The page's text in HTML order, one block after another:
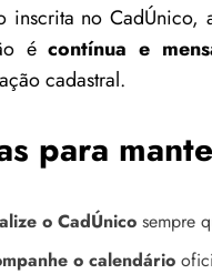
inscrita no CadÚnico,
écontínua e
cadastral.
para
o CadÚnico sempre
o calendário